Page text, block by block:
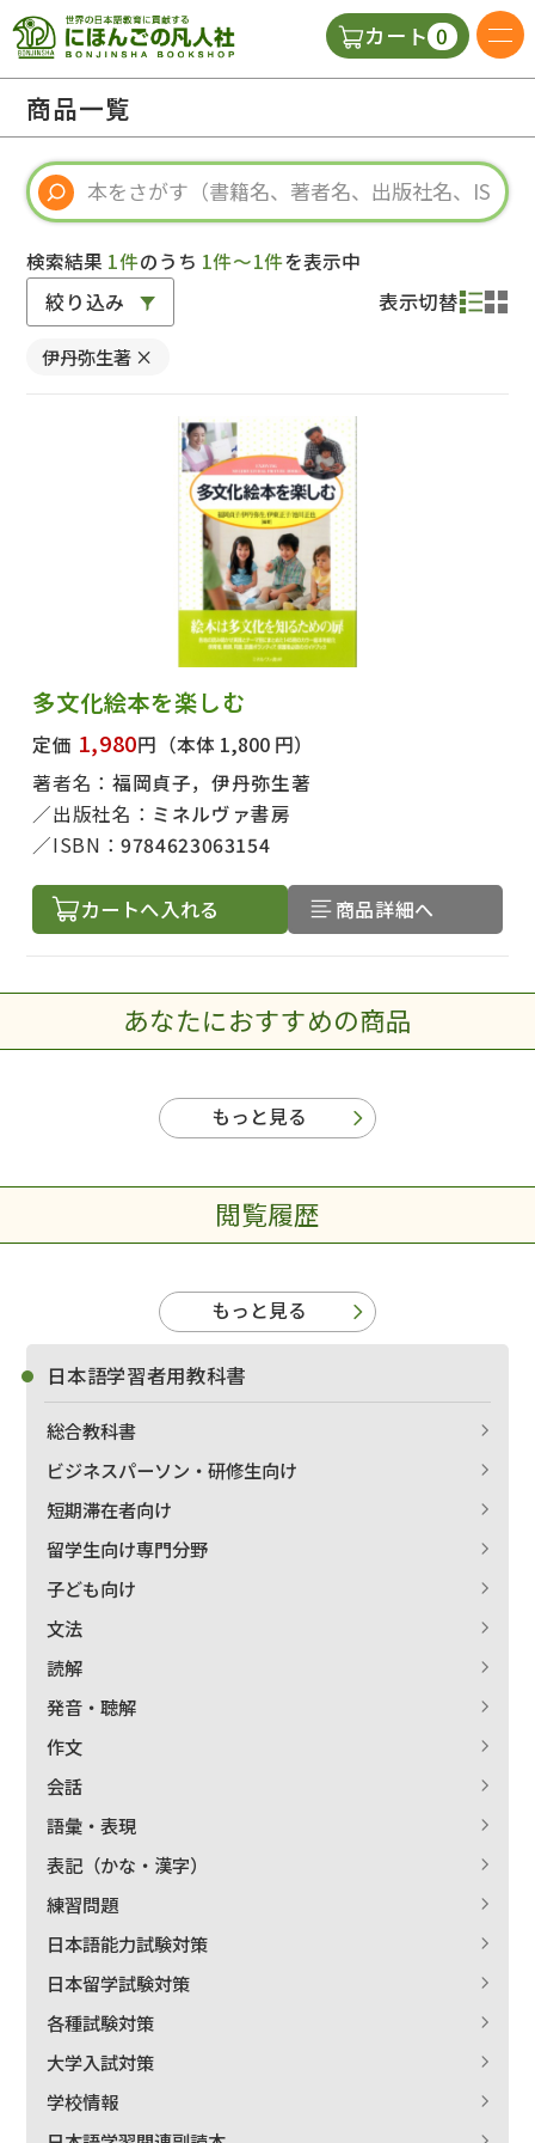
カート 0
視聴覚・補助教材
教師用参考書
商品一覧
検索結果 1件のうち 1件～1件を表示中
絞り込み 表示切替
伊丹弥生著 ×
多文化絵本を楽しむ
定価 1,980円 （本体 1,800 円）
著者名： 福岡貞子，伊丹弥生著
出版社名： ミネルヴァ書房
ISBN：9784623063154
カートへ入れる 商品詳細へ
あなたにおすすめの商品
もっと見る
閲覧履歴
もっと見る
日本語学習者用教科書
総合教科書
ビジネスパーソン・研修生向け
短期滞在者向け
留学生向け専門分野
子ども向け
文法
読解
発音・聴解
作文
会話
語彙・表現
表記（かな・漢字）
練習問題
日本語能力試験対策
日本留学試験対策
各種試験対策
大学入試対策
学校情報